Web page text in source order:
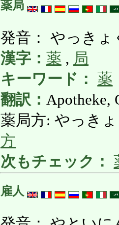
薬局
発音： やっきょ
漢字： 薬 , 局
キーワード： 薬
翻訳： Apotheke,
薬局方: やっきょ
方
次もチェック：
雇人